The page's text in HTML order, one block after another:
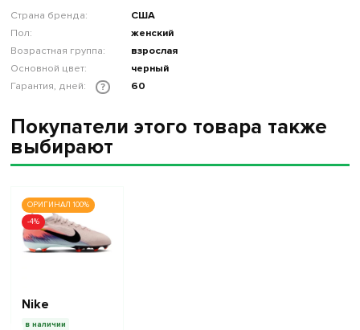
Страна бренда:
США
Пол:
женский
Возрастная группа:
взрослая
Основной цвет:
черный
Гарантия, дней:
? 60
Покупатели этого товара также
выбирают
ОРИГИНАЛ 100%
-4%
Nike
в наличии